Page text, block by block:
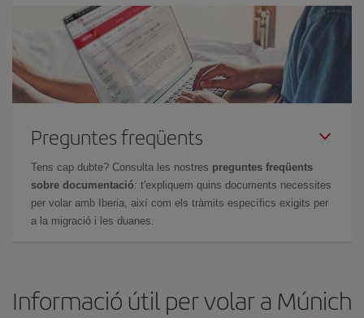
Preguntes freqüents
Tens cap dubte? Consulta les nostres preguntes freqüents
sobre documentació: t'expliquem quins documents necessites
per volar amb Iberia, així com els tràmits específics exigits per
a la migració i les duanes.
Informació útil per volar a Múnich